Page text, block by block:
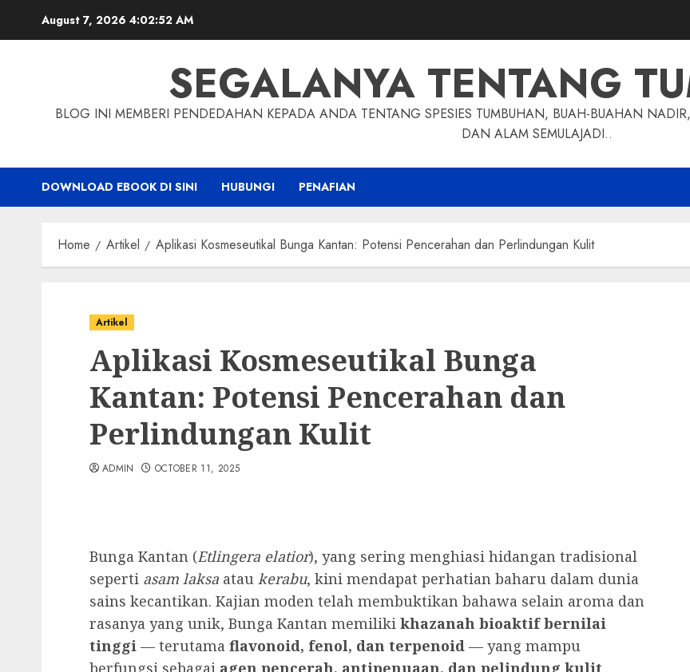
August 7, 2026 4:02:53 AM
SEGALANYA TENTANG
BLOG INI MEMBERI PENDEDAHAN KEPADA ANDA TENTANG SPESIES TUMBUHAN, BUAH-BUAHAN
DAN ALAM SEMULAJADI..
DOWNLOAD EBOOK DI SINI HUBUNGI PENAFIAN
Home Artikel Aplikasi Kosmeseutikal Bunga Kantan: Potensi Pencerahan dan Perlindungan Kulit
Artikel
Aplikasi Kosmeseutikal Bunga
Kantan: Potensi Pencerahan dan
Perlindungan Kulit
ADMIN OCTOBER 11, 2025
Bunga Kantan (Etlingera elatior), yang sering menghiasi hidangan tradisional
seperti asam laksa atau kerabu, kini mendapat perhatian baharu dalam dunia
sains kecantikan. Kajian moden telah membuktikan bahawa selain aroma dan
rasanya yang unik, Bunga Kantan memiliki khazanah bioaktif bernilai
tinggi — terutama flavonoid, fenol, dan terpenoid — yang mampu
berfungsi sebagai agen pencerah, antipenuaan, dan pelindung kulit